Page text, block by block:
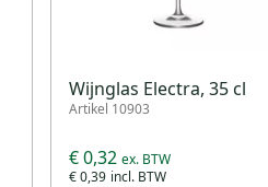
Wijnglas Electra, 35 cl
Artikel 10903
€ 0,39
€ 0,32